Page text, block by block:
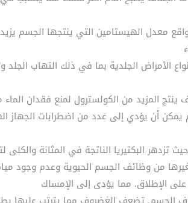
معدل الهيستامين التي ينتجها الجسم
الأمراض الجلدية بما في ذلك التهاب الجلد
يمكن أن يؤدي إلى عدد من اضطرابات
من وظائف الجسم الحيوية وعدم وجود
الإطلاق. مما يؤدى إلى الإمساك